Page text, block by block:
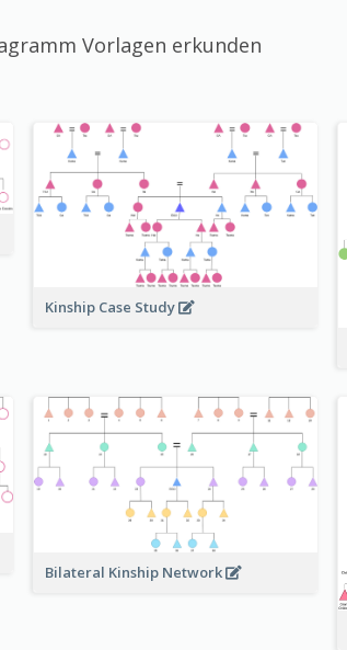
Vorlagen erkunden
Kinship Case Study
Bilateral Kinship Network